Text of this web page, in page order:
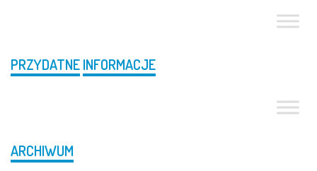
PRZYDATNEINFORMACJE
ARCHIWUM